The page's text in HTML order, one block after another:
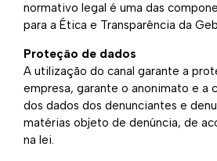
normativo legal é uma das
para a Ética e Transparência da
Proteção de dados
A utilização do canal garante a
empresa, garante o anonimato e a
dos dados dos denunciantes e
matérias objeto de denúncia, de
na lei.